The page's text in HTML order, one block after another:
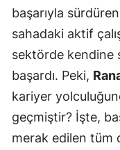
başarıyla
sahadaki aktif
sektörde kendine
başardı. Peki,
kariyer
geçmiştir? İşte,
merak edilen tüm